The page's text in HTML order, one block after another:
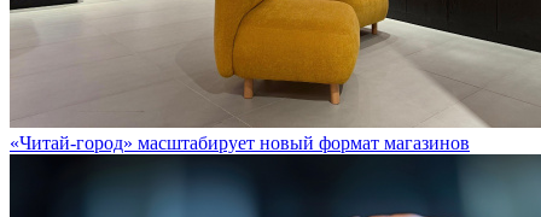
«Читай-город» масштабирует новый формат магазинов